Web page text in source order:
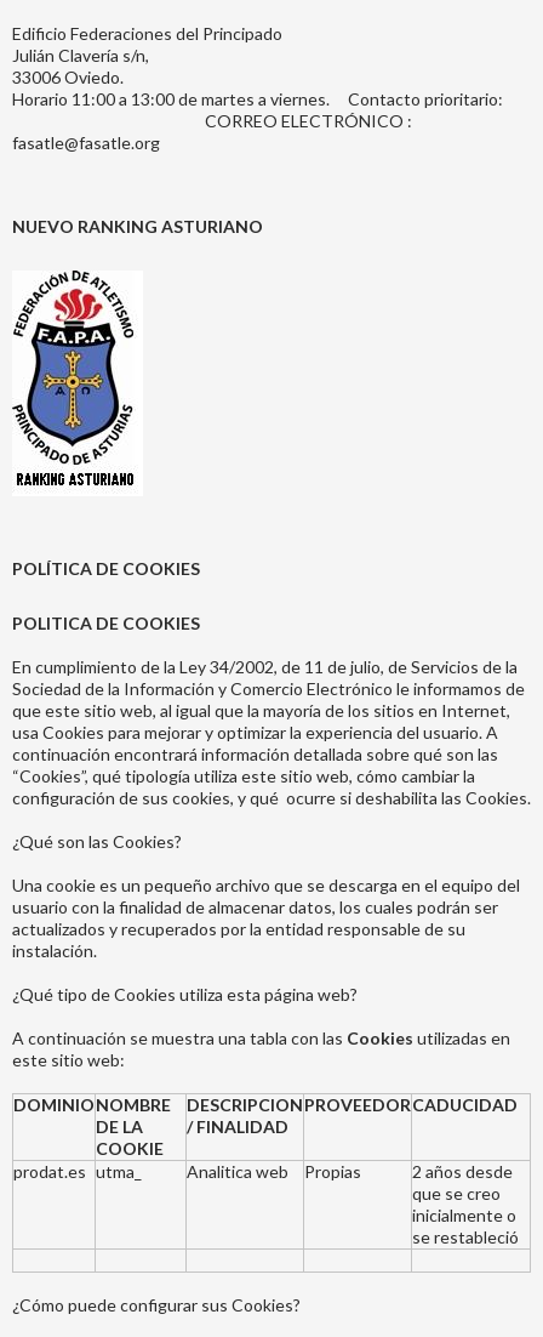
Edificio Federaciones del Principado
Julián Clavería s/n,
33006 Oviedo.
Horario 11:00 a 13:00 de martes a viernes. Contacto prioritario:
CORREO ELECTRÓNICO :
fasatle@fasatle.org
NUEVO RANKING ASTURIANO
POLÍTICA DE COOKIES
POLITICA DE COOKIES
En cumplimiento de la Ley 34/2002, de 11 de julio, de Servicios de la
Sociedad de la Información y Comercio Electrónico le informamos de
que este sitio web, al igual que la mayoría de los sitios en Internet,
usa Cookies para mejorar y optimizar la experiencia del usuario. A
continuación encontrará información detallada sobre qué son las
“Cookies”, qué tipología utiliza este sitio web, cómo cambiar la
configuración de sus cookies, y qué ocurre si deshabilita las Cookies.
¿Qué son las Cookies?
Una cookie es un pequeño archivo que se descarga en el equipo del
usuario con la finalidad de almacenar datos, los cuales podrán ser
actualizados y recuperados por la entidad responsable de su
instalación.
¿Qué tipo de Cookies utiliza esta página web?
A continuación se muestra una tabla con las Cookies utilizadas en
este sitio web:
DOMINIONOMBRE
DE LA
COOKIE
DESCRIPCION
/ FINALIDAD
PROVEEDORCADUCIDAD
prodat.es utma_ Analitica web Propias
2 años desde
que se creo
inicialmente o
se restableció
¿Cómo puede configurar sus Cookies?